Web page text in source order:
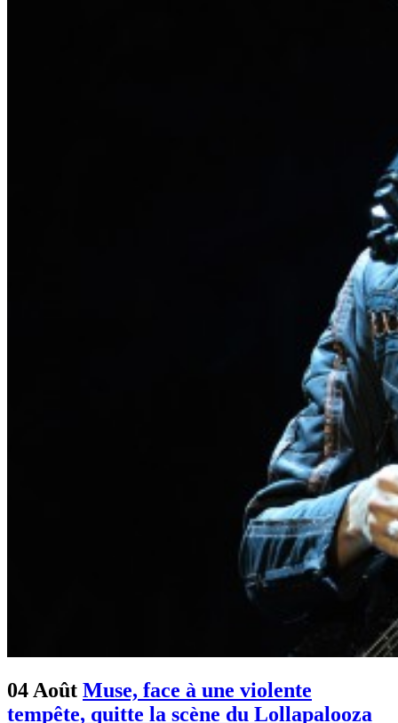
04 Août Muse, face à une violente
tempête, quitte la scène du Lollapalooza